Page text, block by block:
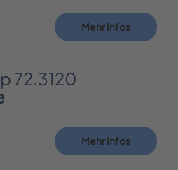
Mehr Infos
72.3120
Mehr Infos